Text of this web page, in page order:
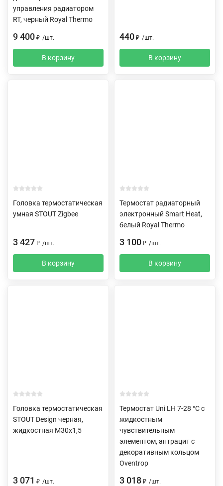
управления радиатором
RT, черный Royal Thermo
9 400 ₽ /шт.
В корзину
440 ₽ /шт.
В корзину
Головка термостатическая
умная STOUT Zigbee
3 427 ₽ /шт.
В корзину
Термостат радиаторный
электронный Smart Heat,
белый Royal Thermo
3 100 ₽ /шт.
В корзину
Головка термостатическая
STOUT Design черная,
жидкостная M30x1,5
3 071 ₽ /шт.
Термостат Uni LH 7-28 °C с
жидкостным
чувствительным
элементом, антрацит с
декоративным кольцом
Oventrop
3 018 ₽ /шт.